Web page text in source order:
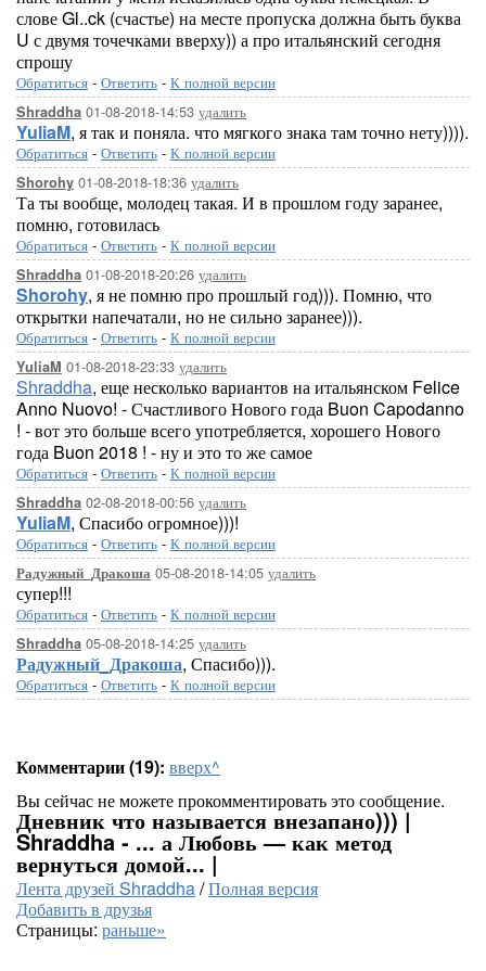
слове Gl..ck (счастье) на месте пропуска должна быть буква
U с двумя точечками вверху)) а про итальянский сегодня
спрошу
Обратиться - Ответить - К полной версии
Shraddha 01-08-2018-14:53 удалить
YuliaM, я так и поняла. что мягкого знака там точно нету)))).
Обратиться - Ответить - К полной версии
Shorohy 01-08-2018-18:36 удалить
Та ты вообще, молодец такая. И в прошлом году заранее,
помню, готовилась
Обратиться - Ответить - К полной версии
Shraddha 01-08-2018-20:26 удалить
Shorohy, я не помню про прошлый год))). Помню, что
открытки напечатали, но не сильно заранее))).
Обратиться - Ответить - К полной версии
YuliaM 01-08-2018-23:33 удалить
Shraddha, еще несколько вариантов на итальянском Felice
Anno Nuovo! - Счастливого Нового года Buon Capodanno
! - вот это больше всего употребляется, хорошего Нового
года Buon 2018 ! - ну и это то же самое
Обратиться - Ответить - К полной версии
Shraddha 02-08-2018-00:56 удалить
YuliaM, Спасибо огромное)))!
Обратиться - Ответить - К полной версии
Радужный_Дракоша 05-08-2018-14:05 удалить
супер!!!
Обратиться - Ответить - К полной версии
Shraddha 05-08-2018-14:25 удалить
Радужный_Дракоша, Спасибо))).
Обратиться - Ответить - К полной версии
Комментарии (19): вверх^
Вы сейчас не можете прокомментировать это сообщение.
Дневник что называется внезапано))) |
Shraddha - ... а Любовь — как метод
вернуться домой... |
Лента друзей Shraddha/Полная версия
Добавить в друзья
Страницы: раньше»